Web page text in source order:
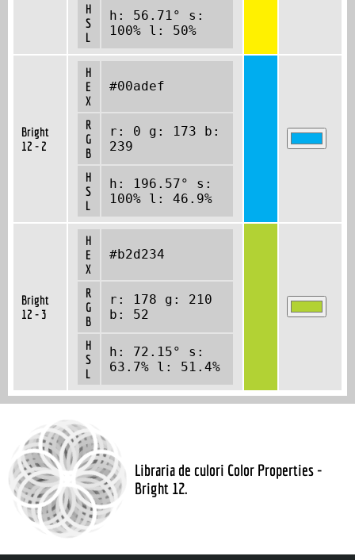
H
S
L
h: 56.71° s:
100% l: 50%
Bright
12 - 2
H
E
X
#00adef
R
G
B
r: 0 g: 173 b:
239
H
S
L
h: 196.57° s:
100% l: 46.9%
Bright
12 - 3
H
E
X
#b2d234
R
G
B
r: 178 g: 210
b: 52
H
S
L
h: 72.15° s:
63.7% l: 51.4%
Libraria de culori Color Properties -
Bright 12.